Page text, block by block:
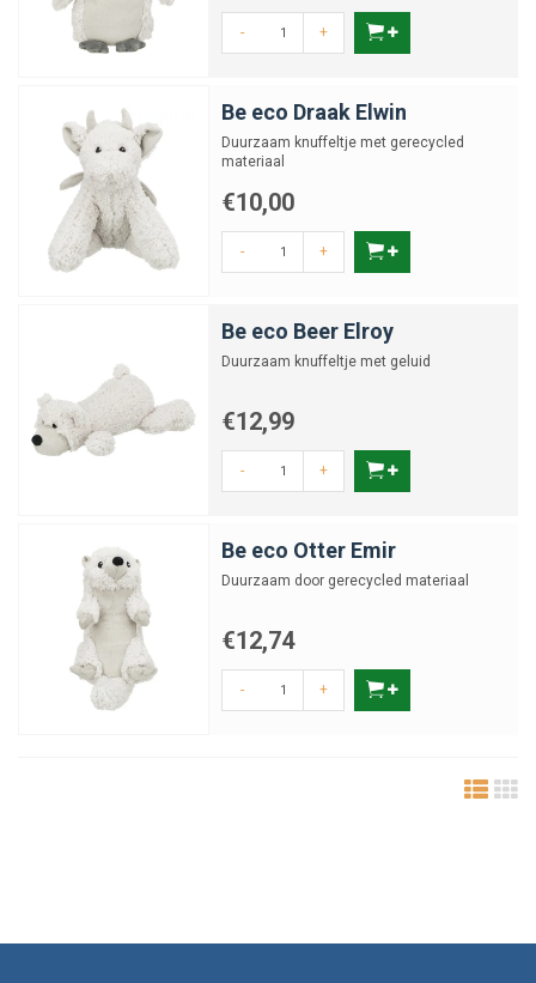
- +
Be eco Draak Elwin
Duurzaam knuffeltje met gerecycled
materiaal
€10,00
- +
Be eco Beer Elroy
Duurzaam knuffeltje met geluid
€12,99
- +
Be eco Otter Emir
Duurzaam door gerecycled materiaal
€12,74
- +